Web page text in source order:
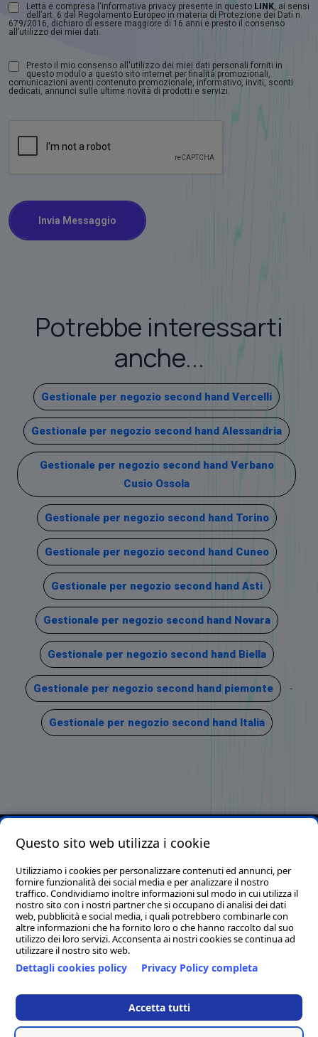
Letta e compresa l'informativa privacy presente in questo LINK , ai sensi
dell’art. 6 del Regolamento Europeo in materia di Protezione dei Dati n.
679/2016, dichiaro di essere maggiore di 16 anni e presto il consenso
all’utilizzo dei miei dati.
Presto il mio consenso all'utilizzo dei miei dati personali forniti in
questo modulo a questo sito internet per finalità promozionali,
comunicazioni aventi contenuto promozionale, informativo, inviti, sconti
dedicati, annunci sulle ultime novità di prodotti e servizi.
Invia Messaggio
Potrebbe interessarti
anche...
Gestionale per negozio second hand Vercelli
Gestionale per negozio second hand Alessandria
Gestionale per negozio second hand Verbano
Cusio Ossola
Gestionale per negozio second hand Torino
Gestionale per negozio second hand Cuneo
Gestionale per negozio second hand Asti
Gestionale per negozio second hand Novara
Gestionale per negozio second hand Biella
Gestionale per negozio second hand piemonte -
Gestionale per negozio second hand Italia
Clion S.p.A. con socio unico - P.I./C.F./C.C.I.A.A. 01644540435 -
Reg. Imp. MC 169521 - Cap. Soc. € 1.000.000,00 I.v. - Email.
info@clion.it - PEC clion@pec.it
Sede legale, tecnica ed amministrativa: Via Alvata, 200 - 62018 -
Porto Potenza Picena (Macerata)
Tel. 0733/881189 (14 linee r.a.) - Fax. 0733/884119
Sede distaccata per la regione Campania: Via Umberto I, 1 -
83050 - Sant'Angelo all'Esca (Avellino)
Clion Point Ancona - Corso Giovanni Amendola, 44A - 60123
Ancona (AN)
Tel. & Fax. 0827/73744
Questo sito web utilizza i cookie
Utilizziamo i cookies per personalizzare contenuti ed annunci, per
fornire funzionalità dei social media e per analizzare il nostro
traffico. Condividiamo inoltre informazioni sul modo in cui utilizza il
nostro sito con i nostri partner che si occupano di analisi dei dati
web, pubblicità e social media, i quali potrebbero combinarle con
altre informazioni che ha fornito loro o che hanno raccolto dal suo
utilizzo dei loro servizi. Acconsenta ai nostri cookies se continua ad
utilizzare il nostro sito web.
Dettagli cookies policy Privacy Policy completa
Accetta tutti